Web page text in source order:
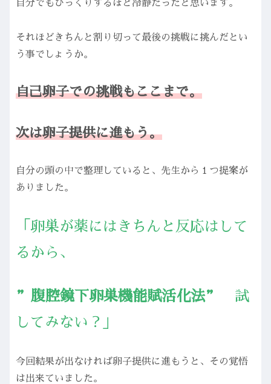
自分でもびっくりするほど冷静だったと思います。
それほどきちんと割り切って最後の挑戦に挑んだとい
う事でしょうか。
自己卵子での挑戦もここまで。
次は卵子提供に進もう。
自分の頭の中で整理していると、先生から１つ提案が
ありました。
「卵巣が薬にはきちんと反応はして
るから、
”腹腔鏡下卵巣機能賦活化法”
試
してみない？」
今回結果が出なければ卵子提供に進もうと、その覚悟
は出来ていました。